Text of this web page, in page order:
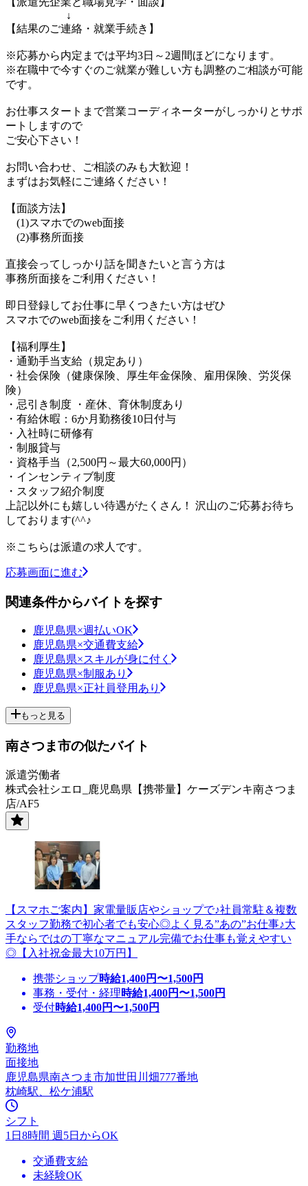
↓
【結果のご連絡・就業手続き】
※応募から内定までは平均3日～2週間ほどになります。
※在職中で今すぐのご就業が難しい方も調整のご相談が可能
です。
お仕事スタートまで営業コーディネーターがしっかりとサポ
ートしますので
ご安心下さい！
お問い合わせ、ご相談のみも大歓迎！
まずはお気軽にご連絡ください！
【面談方法】
(1)スマホでのweb面接
(2)事務所面接
直接会ってしっかり話を聞きたいと言う方は
事務所面接をご利用ください！
即日登録してお仕事に早くつきたい方はぜひ
スマホでのweb面接をご利用ください！
【福利厚生】
・通勤手当支給（規定あり）
・社会保険（健康保険、厚生年金保険、雇用保険、労災保
険）
・忌引き制度 ・産休、育休制度あり
・有給休暇：6か月勤務後10日付与
・入社時に研修有
・制服貸与
・資格手当（2,500円～最大60,000円）
・インセンティブ制度
・スタッフ紹介制度
上記以外にも嬉しい待遇がたくさん！ 沢山のご応募お待ち
しております(^^♪
※こちらは派遣の求人です。
応募画面に進む
関連条件からバイトを探す
鹿児島県×週払いOK
鹿児島県×交通費支給
鹿児島県×スキルが身に付く
鹿児島県×制服あり
鹿児島県×正社員登用あり
もっと見る
南さつま市の似たバイト
派遣労働者
株式会社シエロ_鹿児島県【携帯量】ケーズデンキ南さつま
店/AF5
【スマホご案内】家電量販店やショップで♪社員常駐＆複数
スタッフ勤務で初心者でも安心◎よく見る”あの”お仕事♪大
手ならではの丁寧なマニュアル完備でお仕事も覚えやすい
◎【入社祝金最大10万円】
携帯ショップ時給1,400円〜1,500円
事務・受付・経理時給1,400円〜1,500円
受付時給1,400円〜1,500円
勤務地
面接地
鹿児島県南さつま市加世田川畑777番地
枕崎駅、松ケ浦駅
シフト
1日8時間 週5日からOK
交通費支給
未経験OK